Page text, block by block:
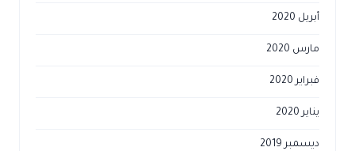
أبريل 2020
مارس 2020
فبراير 2020
يناير 2020
ديسمبر 2019